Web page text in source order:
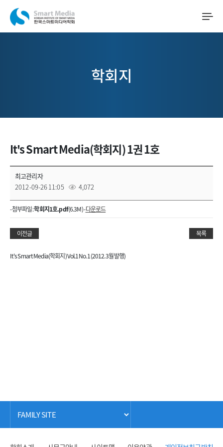
학회지
It's Smart Media(학회지) 1권 1호
최고관리자
2012-09-26 11:05
4,072
- 첨부파일 :학회지1호.pdf(6.3M) -다운로드
이전글 목록
It's Smart Media(학회지) Vol.1 No.1 (2012.3월 발행)